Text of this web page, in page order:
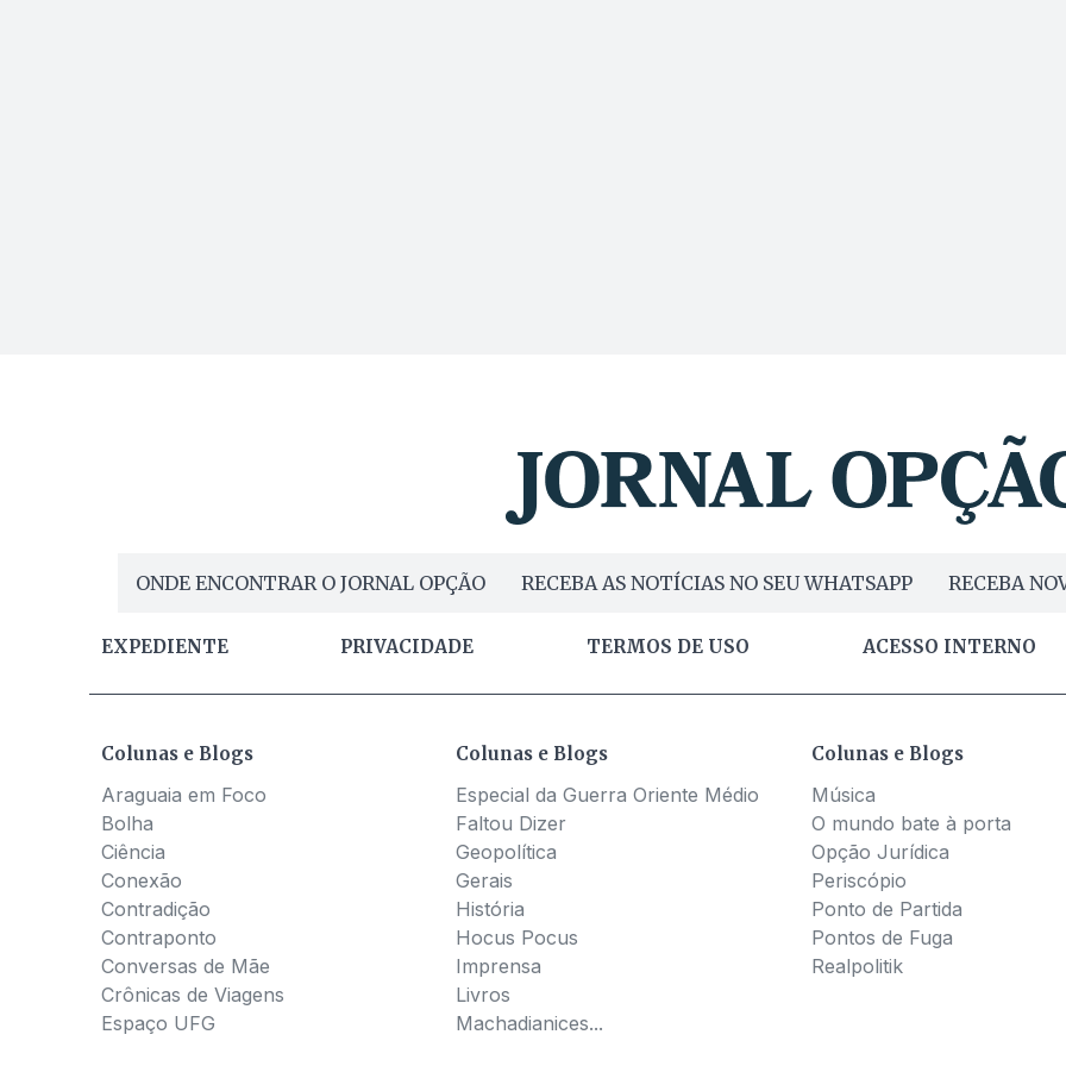
ONDE ENCONTRAR O JORNAL OPÇÃO RECEBA AS NOTÍCIAS NO SEU WHATSAPP RECEBA
EXPEDIENTE PRIVACIDADE TERMOS DE USO ACESSO INTERNO
Colunas e Blogs
Araguaia em Foco
Bolha
Ciência
Conexão
Contradição
Contraponto
Conversas de Mãe
Crônicas de Viagens
Espaço UFG
Colunas e Blogs
Especial da Guerra Oriente Médio
Faltou Dizer
Geopolítica
Gerais
História
Hocus Pocus
Imprensa
Livros
Machadianices...
Colunas e Blogs
Música
O mundo bate à porta
Opção Jurídica
Periscópio
Ponto de Partida
Pontos de Fuga
Realpolitik